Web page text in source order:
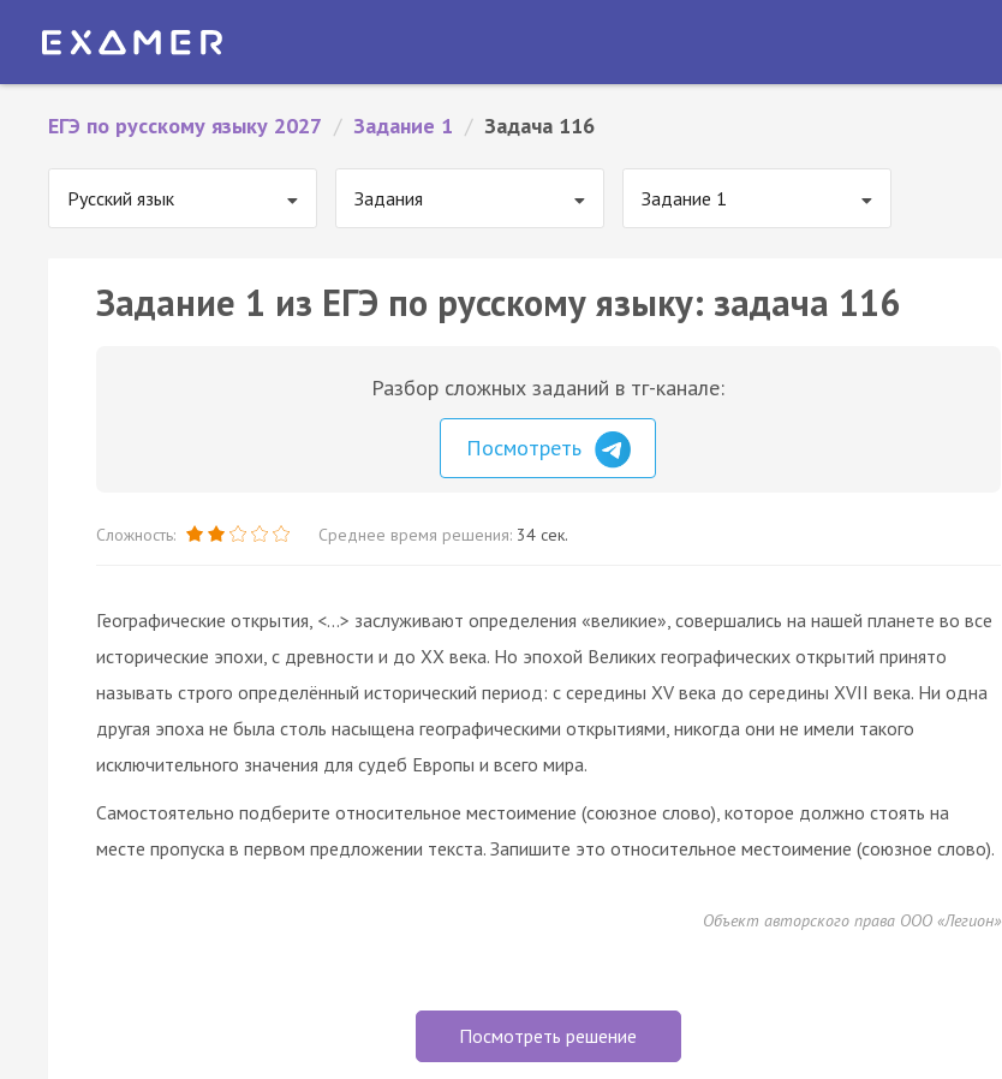
ЕГЭ по русскому языку 2027 / Задание 1 / Задача 116
Русский язык Задания Задание 1
Задание 1 из ЕГЭ по русскому языку: задача 116
Разбор сложных заданий в тг-канале:
Посмотреть
Сложность: Среднее время решения: 34 сек.
Географические открытия, <…> заслуживают определения «великие», совершались на нашей планете во все
исторические эпохи, с древности и до ХХ века. Но эпохой Великих географических открытий принято
называть строго определённый исторический период: с середины ХV века до середины ХVII века. Ни одна
другая эпоха не была столь насыщена географическими открытиями, никогда они не имели такого
исключительного значения для судеб Европы и всего мира.
Самостоятельно подберите относительное местоимение (союзное слово), которое должно стоять на
месте пропуска в первом предложении текста. Запишите это относительное местоимение (союзное слово).
Объект авторского права ООО «Легион»
Посмотреть решение